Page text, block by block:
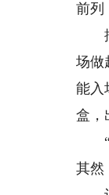
前列
排
场做
能入
盒，
“
其然